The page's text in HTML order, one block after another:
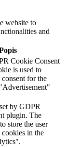
website to
and
Cookie Consent
is used to
for the
by GDPR
plugin. The
store the user
in the